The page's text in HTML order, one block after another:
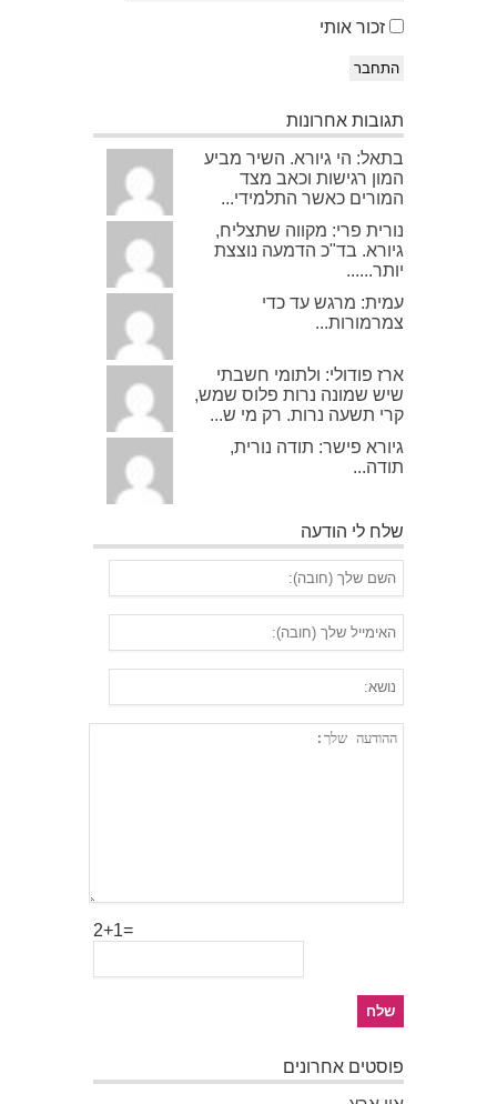
זכור אותי
התחבר
תגובות אחרונות
בתאל: הי גיורא. השיר מביע
המון רגישות וכאב מצד
המורים כאשר התלמידי...
נורית פרי: מקווה שתצליח,
גיורא. בד"כ הדמעה נוצצת
יותר......
עמית: מרגש עד כדי
צמרמורות...
ארז פודולי: ולתומי חשבתי
שיש שמונה נרות פלוס שמש,
קרי תשעה נרות. רק מי ש...
גיורא פישר: תודה נורית,
תודה...
שלח לי הודעה
2+1=
פוסטים אחרונים